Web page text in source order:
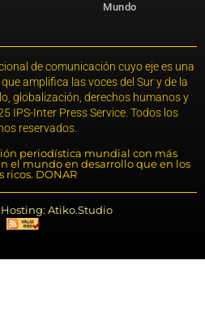
Mundo
de comunicación cuyo eje es una
amplifica las voces del Sur y de la
globalización, derechos humanos y
IPS-Inter Press Service. Todos los
reservados.
periodística mundial con más
el mundo en desarrollo que en los
ricos. DONAR
Atiko.Studio